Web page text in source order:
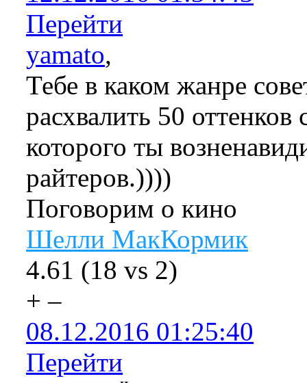
Перейти
yamato,
Тебе в каком жанре
расхвалить 50
которого ты
райтеров.))))
Поговорим о кино
Шелли МакКормик
4.61 (18 vs 2)
+ –
08.12.2016 01:25:40
Перейти